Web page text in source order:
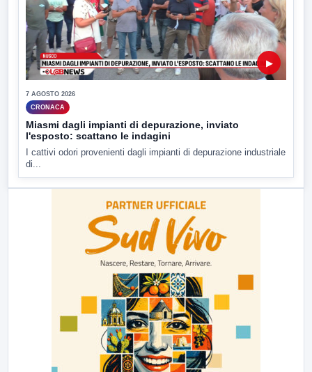
▶
7 AGOSTO 2026
CRONACA
Miasmi dagli impianti di depurazione, inviato
l'esposto: scattano le indagini
I cattivi odori provenienti dagli impianti di depurazione industriale
di...